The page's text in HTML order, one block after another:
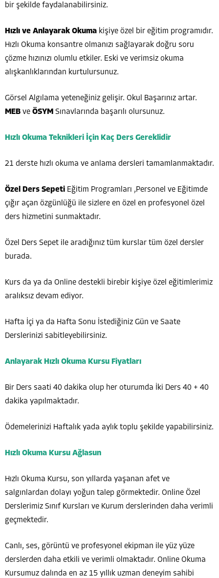
bir şekilde faydalanabilirsiniz.
Hızlı ve Anlayarak Okuma kişiye özel bir eğitim programıdır.
Hızlı Okuma konsantre olmanızı sağlayarak doğru soru
çözme hızınızı olumlu etkiler. Eski ve verimsiz okuma
alışkanlıklarından kurtulursunuz.
Görsel Algılama yeteneğiniz gelişir. Okul Başarınız artar.
MEB ve ÖSYM Sınavlarında başarılı olursunuz.
Hızlı Okuma Teknikleri İçin Kaç Ders Gereklidir
21 derste hızlı okuma ve anlama dersleri tamamlanmaktadır.
Özel Ders Sepeti Eğitim Programları ,Personel ve Eğitimde
çığır açan özgünlüğü ile sizlere en özel en profesyonel özel
ders hizmetini sunmaktadır.
Özel Ders Sepet ile aradığınız tüm kurslar tüm özel dersler
burada.
Kurs da ya da Online destekli birebir kişiye özel eğitimlerimiz
aralıksız devam ediyor.
Hafta İçi ya da Hafta Sonu İstediğiniz Gün ve Saate
Derslerinizi sabitleyebilirsiniz.
Anlayarak Hızlı Okuma Kursu Fiyatları
Bir Ders saati 40 dakika olup her oturumda İki Ders 40 + 40
dakika yapılmaktadır.
Ödemelerinizi Haftalık yada aylık toplu şekilde yapabilirsiniz.
Hızlı Okuma Kursu Ağlasun
Hızlı Okuma Kursu, son yıllarda yaşanan afet ve
salgınlardan dolayı yoğun talep görmektedir. Online Özel
Derslerimiz Sınıf Kursları ve Kurum derslerinden daha verimli
geçmektedir.
Canlı, ses, görüntü ve profesyonel ekipman ile yüz yüze
derslerden daha etkili ve verimli olmaktadır. Online Okuma
Kursumuz dalında en az 15 yıllık uzman deneyim sahibi